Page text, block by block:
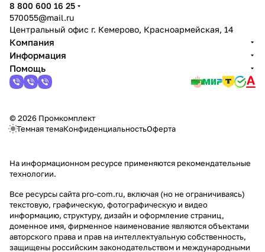
8 800 600 16 25
570055@mail.ru
Центральный офис г. Кемерово, Красноармейская, 14
Компания
Информация
Помощь
© 2026 Промкомплект
Темная темаКонфиденциальностьОферта
На информационном ресурсе применяются рекомендательные
технологии.
Все ресурсы сайта pro-com.ru, включая (но не ограничиваясь)
текстовую, графическую, фотографическую и видео
информацию, структуру, дизайн и оформление страниц,
доменное имя, фирменное наименование являются объектами
авторского права и прав на интеллектуальную собственность,
защищены российским законодательством и международными